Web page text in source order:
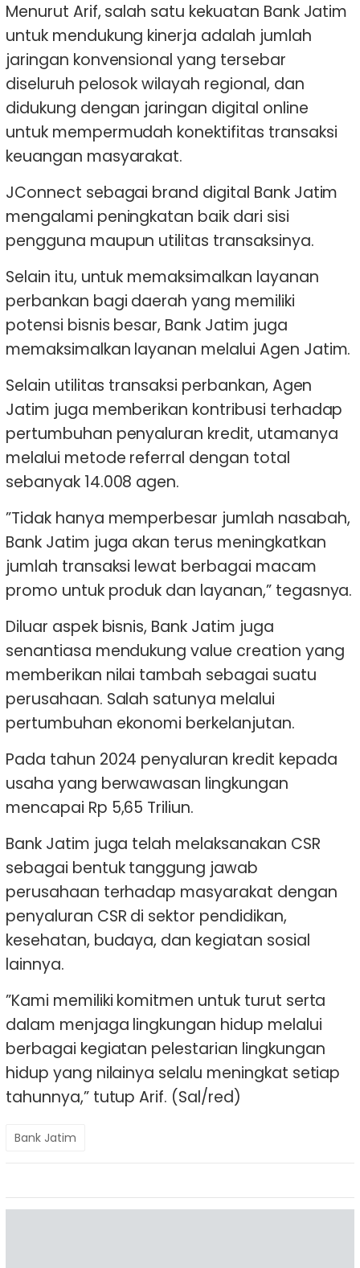
Menurut Arif, salah satu kekuatan Bank Jatim
untuk mendukung kinerja adalah jumlah
jaringan konvensional yang tersebar
diseluruh pelosok wilayah regional, dan
didukung dengan jaringan digital online
untuk mempermudah konektifitas transaksi
keuangan masyarakat.
JConnect sebagai brand digital Bank Jatim
mengalami peningkatan baik dari sisi
pengguna maupun utilitas transaksinya.
Selain itu, untuk memaksimalkan layanan
perbankan bagi daerah yang memiliki
potensi bisnis besar, Bank Jatim juga
memaksimalkan layanan melalui Agen Jatim.
Selain utilitas transaksi perbankan, Agen
Jatim juga memberikan kontribusi terhadap
pertumbuhan penyaluran kredit, utamanya
melalui metode referral dengan total
sebanyak 14.008 agen.
”Tidak hanya memperbesar jumlah nasabah,
Bank Jatim juga akan terus meningkatkan
jumlah transaksi lewat berbagai macam
promo untuk produk dan layanan,” tegasnya.
Diluar aspek bisnis, Bank Jatim juga
senantiasa mendukung value creation yang
memberikan nilai tambah sebagai suatu
perusahaan. Salah satunya melalui
pertumbuhan ekonomi berkelanjutan.
Pada tahun 2024 penyaluran kredit kepada
usaha yang berwawasan lingkungan
mencapai Rp 5,65 Triliun.
Bank Jatim juga telah melaksanakan CSR
sebagai bentuk tanggung jawab
perusahaan terhadap masyarakat dengan
penyaluran CSR di sektor pendidikan,
kesehatan, budaya, dan kegiatan sosial
lainnya.
”Kami memiliki komitmen untuk turut serta
dalam menjaga lingkungan hidup melalui
berbagai kegiatan pelestarian lingkungan
hidup yang nilainya selalu meningkat setiap
tahunnya,” tutup Arif. (Sal/red)
Bank Jatim